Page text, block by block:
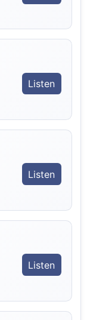
Listen
Listen
Listen